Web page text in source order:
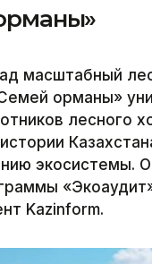
масштабный
орманы»
лесного
экосистемы.
Kazinform.